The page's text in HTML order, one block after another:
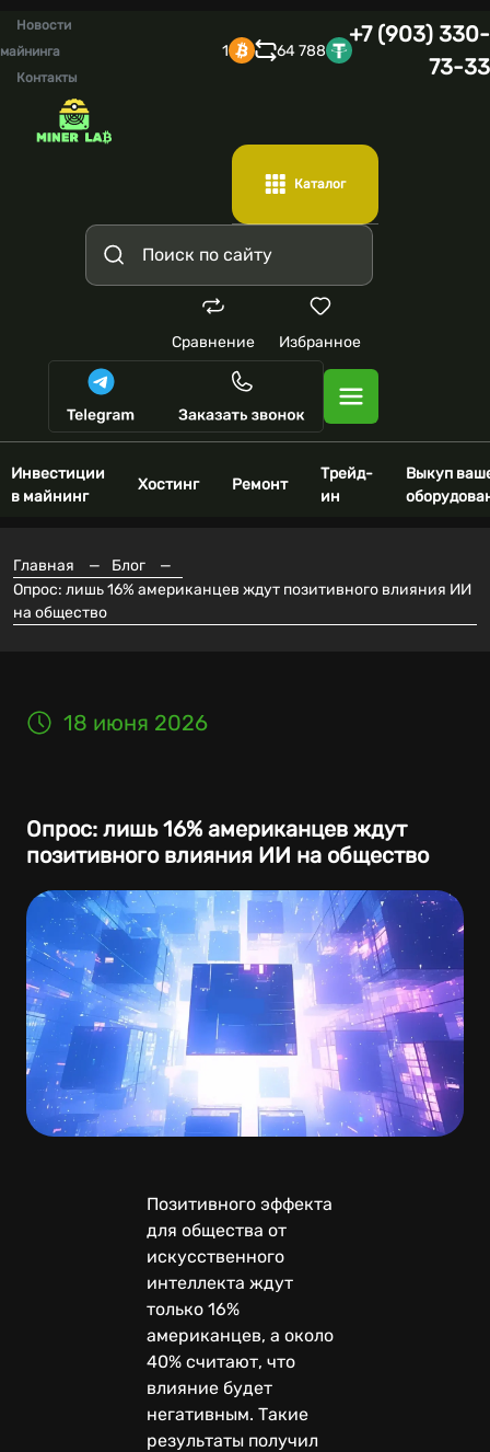
Новости
майнинга
Контакты
1 64 788
+7 (903) 330-
73-33
Каталог
Сравнение Избранное
Инвестиции
в майнинг
Хостинг Ремонт
Трейд-
ин
Выкуп
Главная — Блог
—
Опрос: лишь 16% американцев ждут позитивного влияния ИИ
на общество
18 июня 2026
Опрос: лишь 16% американцев ждут
позитивного влияния ИИ на общество
Позитивного эффекта
для общества от
искусственного
интеллекта ждут
только 16%
американцев, а около
40% считают, что
влияние будет
негативным. Такие
результаты получил